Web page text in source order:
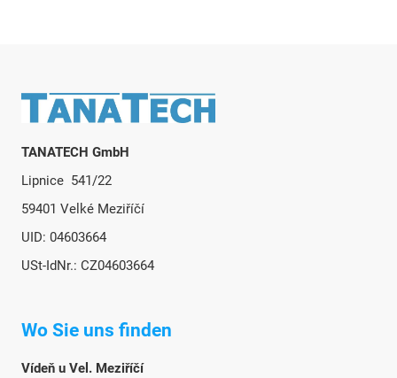
Fußzeile
TANATECH GmbH
Lipnice 541/22
59401 Velké Meziříčí
UID: 04603664
USt-IdNr.: CZ04603664
Wo Sie uns finden
Vídeň u Vel. Meziříčí